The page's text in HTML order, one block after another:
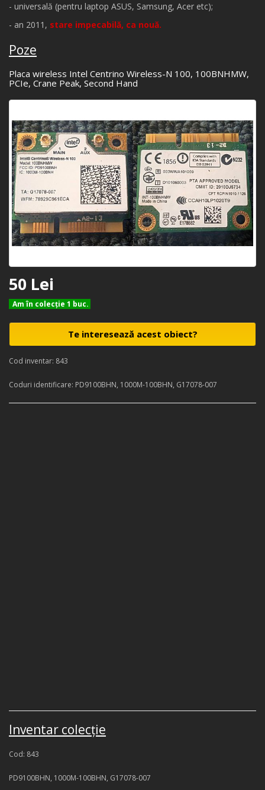
- universală (pentru laptop ASUS, Samsung, Acer etc);
- an 2011, stare impecabilă, ca nouă.
Poze
Placa wireless Intel Centrino Wireless-N 100, 100BNHMW,
PCIe, Crane Peak, Second Hand
50 Lei
Am în colecţie 1 buc.
Te interesează acest obiect?
Cod inventar: 843
Coduri identificare: PD9100BHN, 1000M-100BHN, G17078-007
Inventar colecţie
Cod: 843
PD9100BHN, 1000M-100BHN, G17078-007